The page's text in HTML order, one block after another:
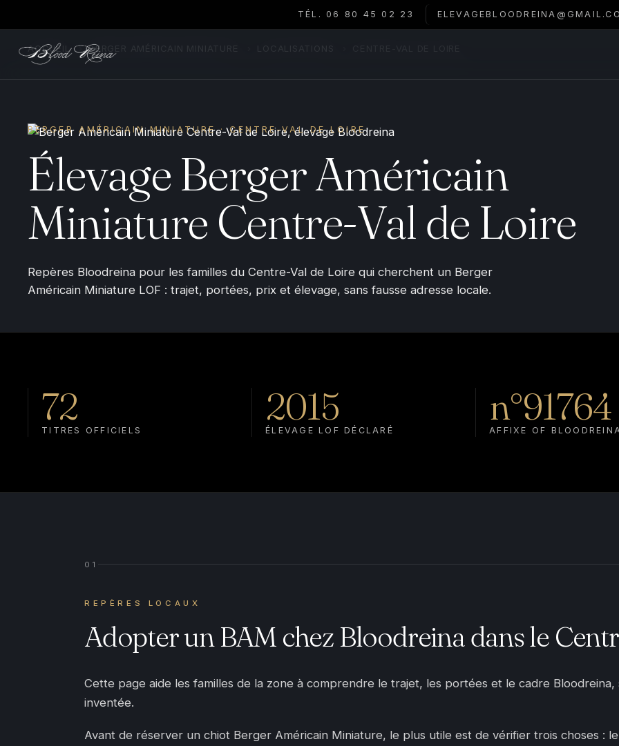
TÉL. 06 80 45 02 23
ACCUEIL › BERGER AMÉRICAIN MINIATURE
BERGER AMÉRICAIN MINIATURE · CENTRE-VAL DE LOIRE
Élevage Berger Américain
Miniature Centre-Val de Loire
Repères Bloodreina pour les familles du Centre-Val de Loire qui cherchent un Berger
Américain Miniature LOF : trajet, portées, prix et élevage, sans fausse adresse locale.
72
TITRES OFFICIELS
2015
ÉLEVAGE LOF DÉCLARÉ
n°91764
AFFIXE OF
01
REPÈRES LOCAUX
Adopter un BAM chez Bloodreina dans le
Cette page aide les familles de la zone à comprendre le trajet, les portées et le cadre
inventée.
Avant de réserver un chiot Berger Américain Miniature, le plus utile est de vérifier trois choses :